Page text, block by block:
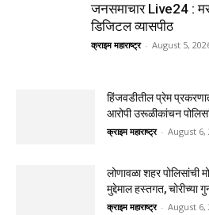
जनसमाचार Live24 :
डिजिटल व्यासपीठ
क्राइम महाराष्ट्र - August 5,
हिंजवडीतील प्रेम
आरोपी उरूळीकांचन
क्राइम महाराष्ट्र - August 6,
लोणावळा शहर पोलिसांची
मुद्देमाल हस्तगत, चोरीच्या
क्राइम महाराष्ट्र - August 6,